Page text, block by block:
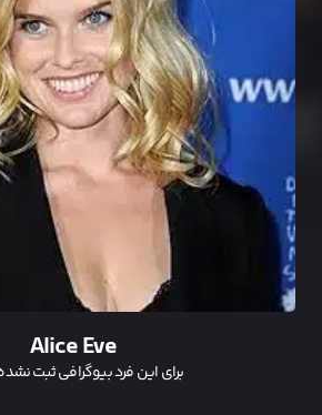
Alice Eve
برای این فرد بیوگرافی ثبت